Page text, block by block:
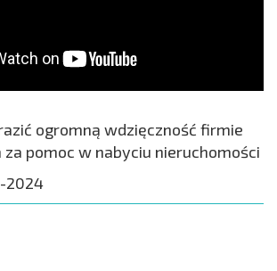
ogromną wdzięczność firmie
pomoc w nabyciu nieruchomości
2024